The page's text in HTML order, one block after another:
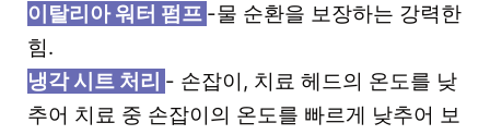
이탈리아 워터 펌프 -물 순환을 보장하는 강력한
힘.
냉각 시트 처리 - 손잡이, 치료 헤드의 온도를 낮
추어 치료 중 손잡이의 온도를 빠르게 낮추어 보